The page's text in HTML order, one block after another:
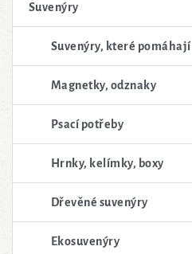
Suvenýry
Suvenýry, které pomáhají
Magnetky, odznaky
Psací potřeby
Hrnky, kelímky, boxy
Dřevěné suvenýry
Ekosuvenýry